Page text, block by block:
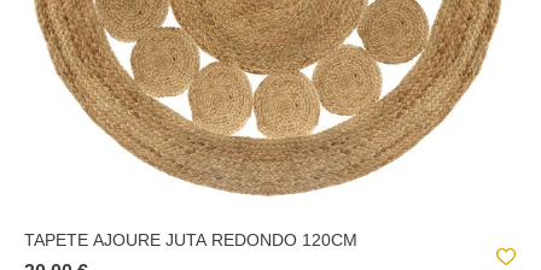
TAPETE AJOURE JUTA REDONDO 120CM